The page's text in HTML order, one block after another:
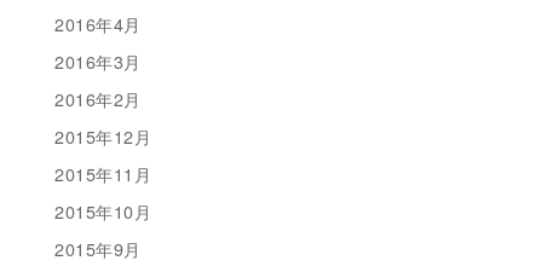
2016年4月
2016年3月
2016年2月
2015年12月
2015年11月
2015年10月
2015年9月